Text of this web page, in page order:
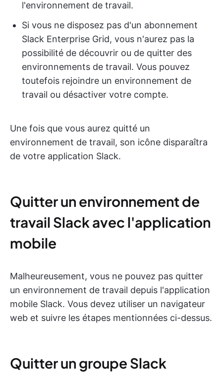
l'environnement de travail.
Si vous ne disposez pas d'un abonnement
Slack Enterprise Grid, vous n'aurez pas la
possibilité de découvrir ou de quitter des
environnements de travail. Vous pouvez
toutefois rejoindre un environnement de
travail ou désactiver votre compte.
Une fois que vous aurez quitté un
environnement de travail, son icône disparaîtra
de votre application Slack.
Quitter un environnement de
travail Slack avec l'application
mobile
Malheureusement, vous ne pouvez pas quitter
un environnement de travail depuis l'application
mobile Slack. Vous devez utiliser un navigateur
web et suivre les étapes mentionnées ci-dessus.
Quitter un groupe Slack